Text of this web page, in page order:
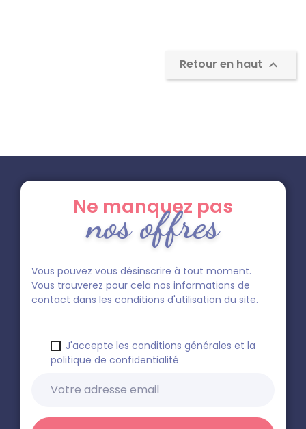
Retour en haut 
Ne manquez pas
nos offres
Vous pouvez vous désinscrire à tout moment.
Vous trouverez pour cela nos informations de
contact dans les conditions d'utilisation du site.
J'accepte les conditions générales et la
politique de confidentialité